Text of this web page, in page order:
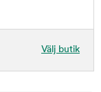
Välj butik